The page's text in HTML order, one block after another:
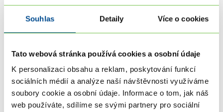
Souhlas Detaily Více o cookies
Tato webová stránka používá cookies a osobní údaje
K personalizaci obsahu a reklam, poskytování funkcí
sociálních médií a analýze naší návštěvnosti využíváme
soubory cookie a osobní údaje. Informace o tom, jak náš
web používáte, sdílíme se svými partnery pro sociální